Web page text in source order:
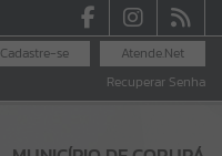
Atende.Net
Cadastre-se
Recuperar Senha